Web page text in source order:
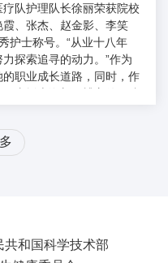
队护理队长徐丽荣获院校
、张杰、赵金影、李笑
护士称号。“从业十八年
探索追寻的动力。”作为
职业成长道路，同时，作
的日日夜夜里，我更深感
的护理人，我们不但要传
共和国科学技术部